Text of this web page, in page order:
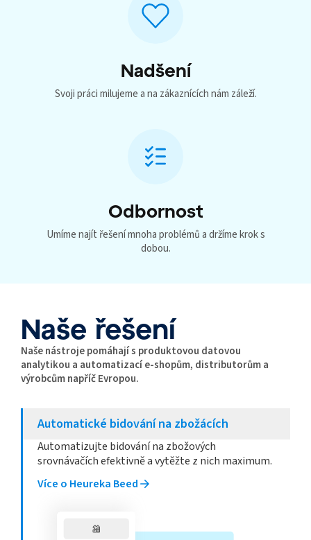
Nadšení
Svoji práci milujeme a na zákaznících nám záleží.
Odbornost
Umíme najít řešení mnoha problémů a držíme krok s
dobou.
Naše řešení
Naše nástroje pomáhají s produktovou datovou
analytikou a automatizací e-shopům, distributorům a
výrobcům napříč Evropou.
Automatické bidování na zbožácích
Automatizujte bidování na zbožových
srovnávačích efektivně a vytěžte z nich maximum.
Více o Heureka Beed